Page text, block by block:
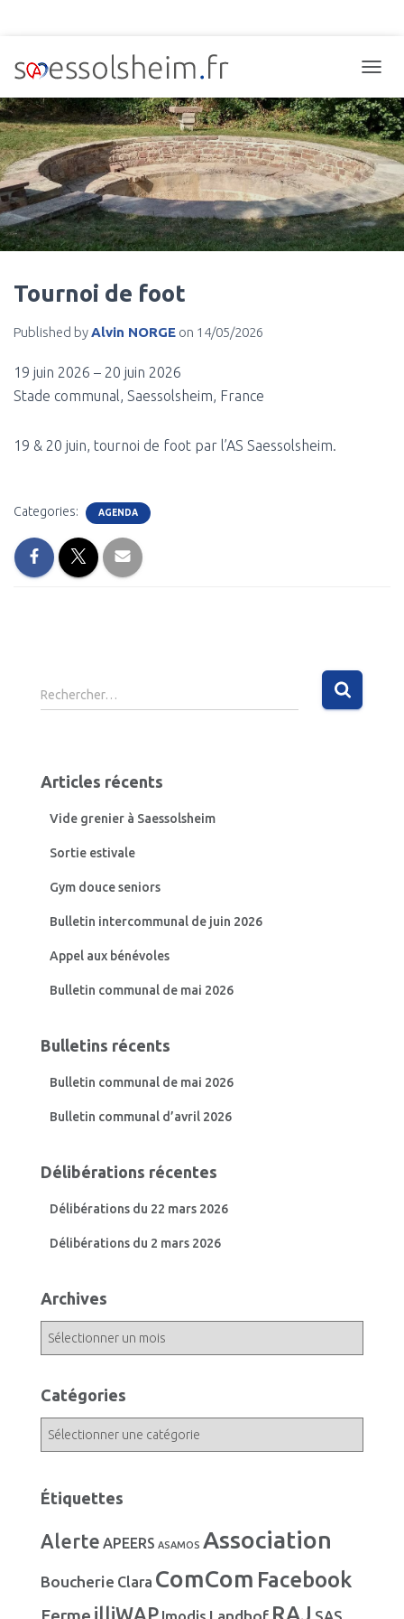
Tournoi de foot
Published byAlvin NORGE on 14/05/2026
19 juin 2026 – 20 juin 2026
Stade communal, Saessolsheim, France
19 & 20 juin, tournoi de foot par l’AS Saessolsheim.
Categories: AGENDA
R
e
r
Rechercher…
Articles récents
Vide grenier à Saessolsheim
Sortie estivale
Gym douce seniors
Bulletin intercommunal de juin 2026
Appel aux bénévoles
Bulletin communal de mai 2026
Bulletins récents
Bulletin communal de mai 2026
Bulletin communal d’avril 2026
Délibérations récentes
Délibérations du 22 mars 2026
Délibérations du 2 mars 2026
Archives
h
e
Catégories
é
g
r
e
Étiquettes
Alerte APEERS ASAMOS Association
Boucherie Clara ComCom Facebook